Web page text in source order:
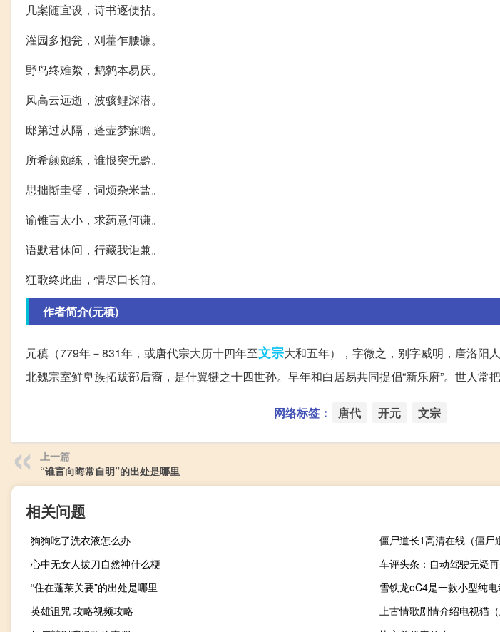
几案随宜设，诗书逐便拈。
灌园多抱瓮，刈藿乍腰镰。
野鸟终难絷，鹪鹩本易厌。
风高云远逝，波骇鲤深潜。
邸第过从隔，蓬壶梦寐瞻。
所希颜颇练，谁恨突无黔。
思拙惭圭璧，词烦杂米盐。
谕锥言太小，求药意何谦。
语默君休问，行藏我讵兼。
狂歌终此曲，情尽口长箝。
作者简介(元稹)
元稹（779年－831年，或唐代宗大历十四年至文宗大和五年），字微之，别字威明，唐洛阳
北魏宗室鲜卑族拓跋部后裔，是什翼犍之十四世孙。早年和白居易共同提倡“新乐府”。世人常把
网络标签： 唐代 开元 文宗
上一篇
“谁言向晦常自明”的出处是哪里
相关问题
狗狗吃了洗衣液怎么办
僵尸道长1高清在线（僵尸
心中无女人拔刀自然神什么梗
车评头条：自动驾驶无疑
“住在蓬莱关要”的出处是哪里
雪铁龙eC4是一款小型纯
英雄诅咒 攻略视频攻略
上古情歌剧情介绍电视猫